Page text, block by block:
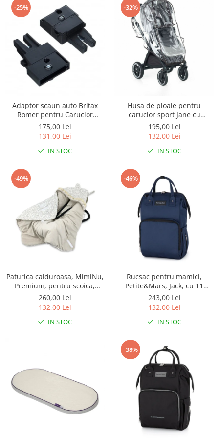
-25%
Adaptor scaun auto Britax
Romer pentru Carucior
Maclaren Daytripper
175,00 Lei
131,00 Lei
IN STOC
-32%
Husa de ploaie pentru
carucior sport Jane cu
fereastra generoasa Din folie
de inalta densitate
Transparenta
195,00 Lei
132,00 Lei
IN STOC
-49%
Paturica calduroasa, MimiNu,
Premium, pentru scoica,
scaun auto/carucior, cu
volanas si dantela,
Dimensiune 90x90 cm, din
Bumbac, Meadow
260,00 Lei
132,00 Lei
IN STOC
-46%
Rucsac pentru mamici,
Petite&Mars, Jack, cu 11
compartimente, cu buzunare
termice, Saltea de infasat
inclusa, 30 x 42 x 15 cm,
Albastru
243,00 Lei
132,00 Lei
IN STOC
-38%